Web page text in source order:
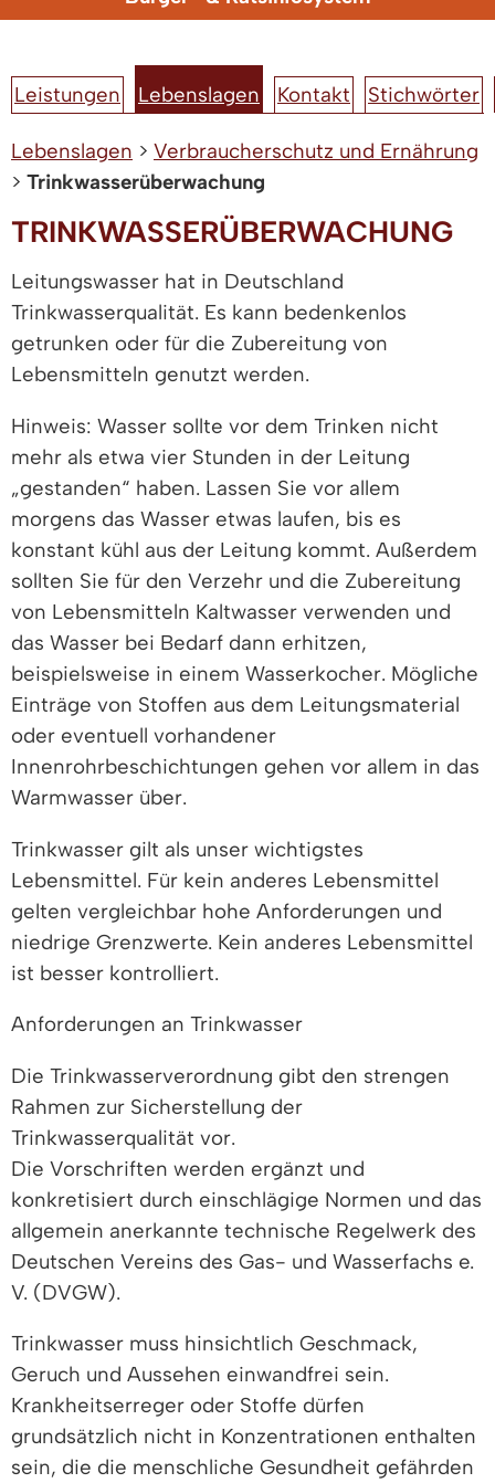
Leistungen Lebenslagen Kontakt Stichwörter
Lebenslagen > Verbraucherschutz und Ernährung
> Trinkwasserüberwachung
TRINKWASSERÜBERWACHUNG
Leitungswasser hat in Deutschland
Trinkwasserqualität. Es kann bedenkenlos
getrunken oder für die Zubereitung von
Lebensmitteln genutzt werden.
Hinweis: Wasser sollte vor dem Trinken nicht
mehr als etwa vier Stunden in der Leitung
„gestanden“ haben. Lassen Sie vor allem
morgens das Wasser etwas laufen, bis es
konstant kühl aus der Leitung kommt. Außerdem
sollten Sie für den Verzehr und die Zubereitung
von Lebensmitteln Kaltwasser verwenden und
das Wasser bei Bedarf dann erhitzen,
beispielsweise in einem Wasserkocher. Mögliche
Einträge von Stoffen aus dem Leitungsmaterial
oder eventuell vorhandener
Innenrohrbeschichtungen gehen vor allem in das
Warmwasser über.
Trinkwasser gilt als unser wichtigstes
Lebensmittel. Für kein anderes Lebensmittel
gelten vergleichbar hohe Anforderungen und
niedrige Grenzwerte. Kein anderes Lebensmittel
ist besser kontrolliert.
Anforderungen an Trinkwasser
Die Trinkwasserverordnung gibt den strengen
Rahmen zur Sicherstellung der
Trinkwasserqualität vor.
Die Vorschriften werden ergänzt und
konkretisiert durch einschlägige Normen und das
allgemein anerkannte technische Regelwerk des
Deutschen Vereins des Gas- und Wasserfachs e.
V. (DVGW).
Trinkwasser muss hinsichtlich Geschmack,
Geruch und Aussehen einwandfrei sein.
Krankheitserreger oder Stoffe dürfen
grundsätzlich nicht in Konzentrationen enthalten
sein, die die menschliche Gesundheit gefährden